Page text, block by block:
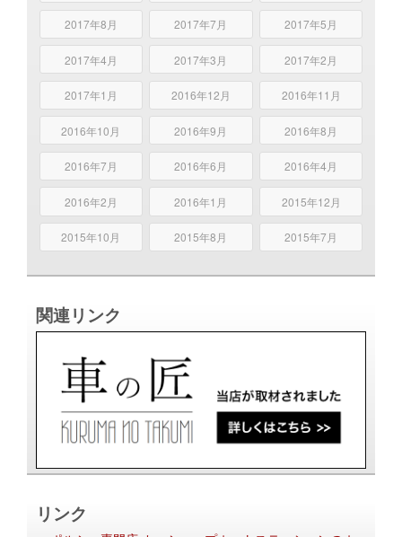
2017年8月 2017年7月 2017年5月
2017年4月 2017年3月 2017年2月
2017年1月 2016年12月 2016年11月
2016年10月 2016年9月 2016年8月
2016年7月 2016年6月 2016年4月
2016年2月 2016年1月 2015年12月
2015年10月 2015年8月 2015年7月
関連リンク
リンク